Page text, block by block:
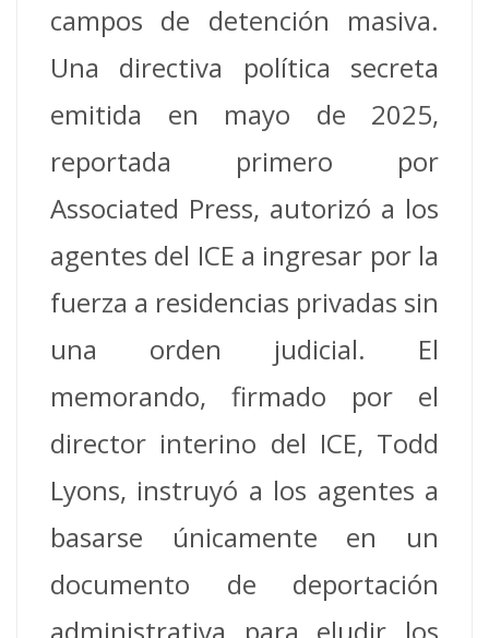
campos de detención masiva.
Una directiva política secreta
emitida en mayo de 2025,
reportada primero por
Associated Press, autorizó a los
agentes del ICE a ingresar por la
fuerza a residencias privadas sin
una orden judicial. El
memorando, firmado por el
director interino del ICE, Todd
Lyons, instruyó a los agentes a
basarse únicamente en un
documento de deportación
administrativa para eludir los